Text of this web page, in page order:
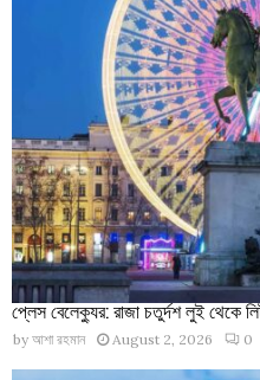
প্লেস বেলেক্যুর: রাজা চতুর্দশ লুই থেকে
by আশা রহমান August 2, 2026 0